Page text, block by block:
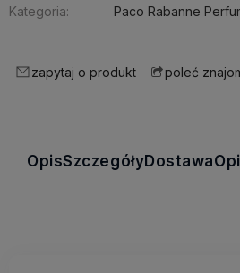
Kategoria:
Paco Rabanne
zapytaj o produkt poleć
OpisSzczegółyDostawa